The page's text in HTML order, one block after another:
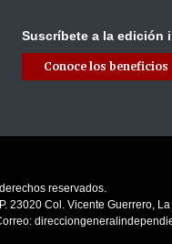
Suscríbete a la edición
Conoce los beneficios
reservados.
23020 Col. Vicente Guerrero,